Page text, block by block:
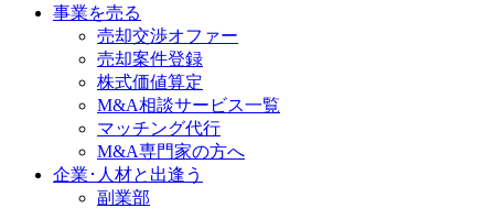
事業を売る
売却交渉オファー
売却案件登録
株式価値算定
M&A相談サービス一覧
マッチング代行
M&A専門家の方へ
企業･人材と出逢う
副業部